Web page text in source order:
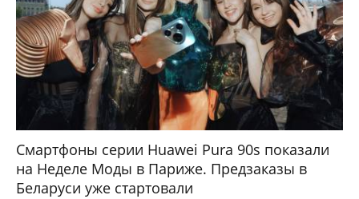
Смартфоны серии Huawei Pura 90s показали
на Неделе Моды в Париже. Предзаказы в
Беларуси уже стартовали